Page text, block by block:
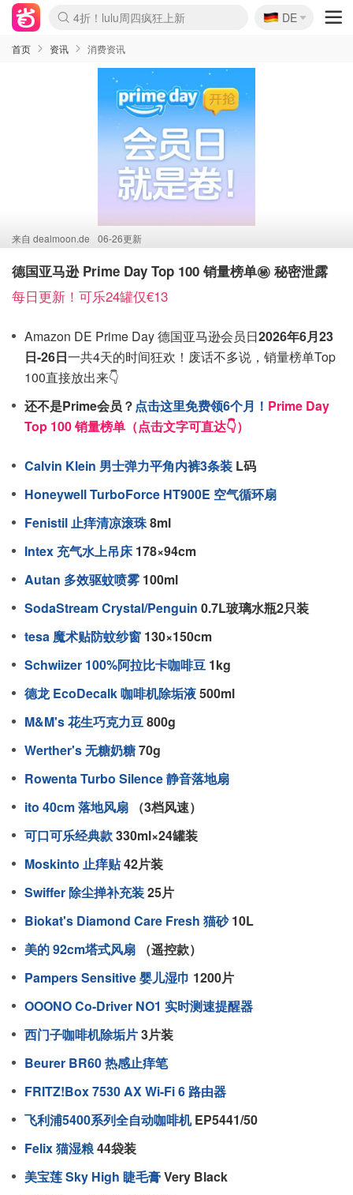
Boticinal 夏促开抢！
4折！lulu周四疯狂上新
还没结束！&OtherStories大促
Joybuy变相75折 随时失效
速领！Stanley独家85折
疑似霸哥！Camper额外叠85折
Zalando 奥莱闪促！每日更新
Moncler反季囤！5折起+叠9折
Coach Brooklyn仅€192
🇩🇪
DE
首页 资讯 消费资讯
来自 dealmoon.de 06-26更新
德国亚马逊 Prime Day Top 100 销量榜单㊙️ 秘密泄露
每日更新！可乐24罐仅€13
Amazon DE Prime Day 德国亚马逊会员日2026年6月23
日-26日一共4天的时间狂欢！废话不多说，销量榜单Top
100直接放出来👇
还不是Prime会员？ 点击这里免费领6个月！ Prime Day
Top 100 销量榜单（点击文字可直达👇）
Calvin Klein 男士弹力平角内裤3条装 L码
Honeywell TurboForce HT900E 空气循环扇
Fenistil 止痒清凉滚珠8ml
Intex 充气水上吊床178×94cm
Autan 多效驱蚊喷雾 100ml
SodaStream Crystal/Penguin 0.7L玻璃水瓶2只装
tesa 魔术贴防蚊纱窗 130×150cm
Schwiizer 100%阿拉比卡咖啡豆 1kg
德龙 EcoDecalk 咖啡机除垢液500ml
M&M's 花生巧克力豆800g
Werther's 无糖奶糖70g
Rowenta Turbo Silence 静音落地扇
ito 40cm 落地风扇 （3档风速）
可口可乐经典款330ml×24罐装
Moskinto 止痒贴42片装
Swiffer 除尘掸补充装25片
Biokat's Diamond Care Fresh 猫砂10L
美的 92cm塔式风扇 （遥控款）
Pampers Sensitive 婴儿湿巾 1200片
OOONO Co-Driver NO1 实时测速提醒器
西门子咖啡机除垢片3片装
Beurer BR60 热感止痒笔
FRITZ!Box 7530 AX Wi-Fi 6 路由器
飞利浦5400系列全自动咖啡机EP5441/50
Felix 猫湿粮44袋装
美宝莲 Sky High 睫毛膏Very Black